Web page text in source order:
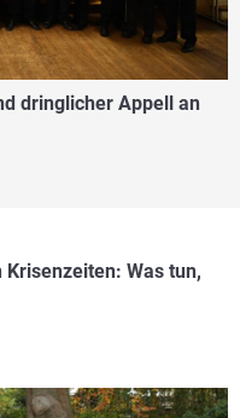
dringlicher Appell an
Was tun,